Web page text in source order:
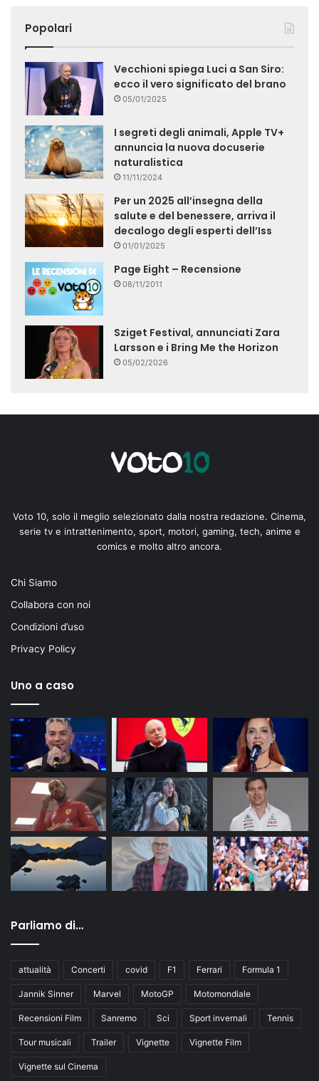
Popolari
Vecchioni spiega Luci a San Siro:
ecco il vero significato del brano
05/01/2025
I segreti degli animali, Apple TV+
annuncia la nuova docuserie
naturalistica
11/11/2024
Per un 2025 all’insegna della
salute e del benessere, arriva il
decalogo degli esperti dell’Iss
01/01/2025
Page Eight – Recensione
08/11/2011
Sziget Festival, annunciati Zara
Larsson e i Bring Me the Horizon
05/02/2026
Voto 10, solo il meglio selezionato dalla nostra redazione. Cinema,
serie tv e intrattenimento, sport, motori, gaming, tech, anime e
comics e molto altro ancora.
Chi Siamo
Collabora con noi
Condizioni d’uso
Privacy Policy
Uno a caso
Parliamo di…
attualità Concerti covid F1 Ferrari Formula 1
Jannik Sinner Marvel MotoGP Motomondiale
Recensioni Film Sanremo Sci Sport invernali Tennis
Tour musicali Trailer Vignette Vignette Film
Vignette sul Cinema